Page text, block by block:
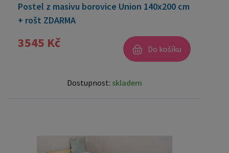
Postel z masivu borovice Union 140x200 cm
+ rošt ZDARMA
3545 Kč Do košíku
Dostupnost: skladem